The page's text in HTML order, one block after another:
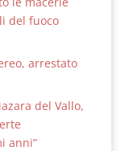
del fuoco
arrestato
del Vallo,
anni”